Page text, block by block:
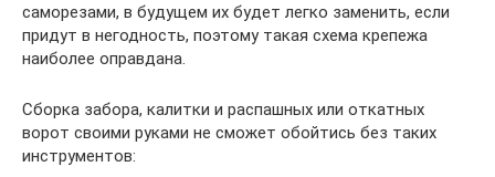
саморезами, в будущем их будет легко заменить, если
придут в негодность, поэтому такая схема крепежа
наиболее оправдана.
Сборка забора, калитки и распашных или откатных
ворот своими руками не сможет обойтись без таких
инструментов: